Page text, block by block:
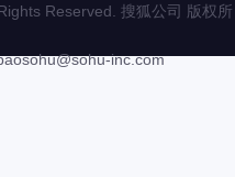
Reserved. 搜狐公司 版权所
inc.com